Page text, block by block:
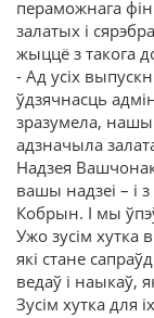
пераможнага
залатых і
жыццё з такога
- Ад усіх
ўдзячнасць
зразумела,
адзначыла
Надзея
вашы надзеі – і
Кобрын. І мы
Ужо зусім хутка
які стане
ведаў і наыкаў,
Зусім хутка